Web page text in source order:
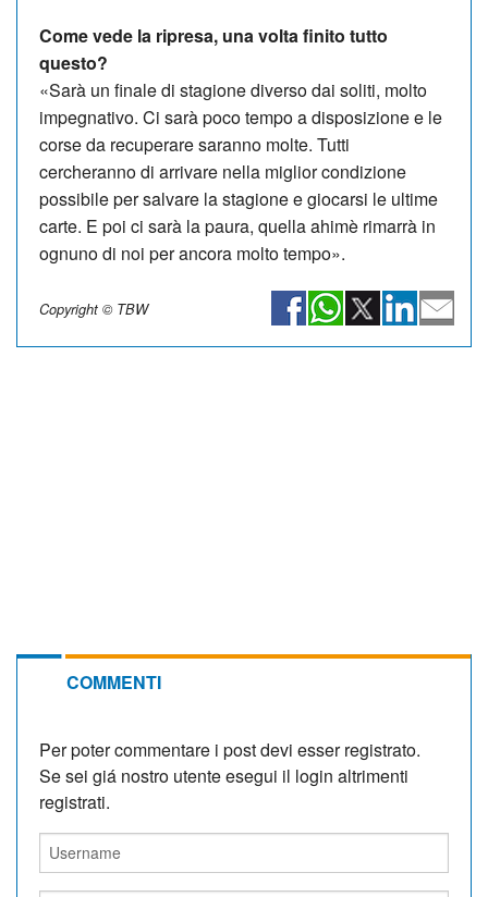
Come vede la ripresa, una volta finito tutto
questo?
«Sarà un finale di stagione diverso dai soliti, molto
impegnativo. Ci sarà poco tempo a disposizione e le
corse da recuperare saranno molte. Tutti
cercheranno di arrivare nella miglior condizione
possibile per salvare la stagione e giocarsi le ultime
carte. E poi ci sarà la paura, quella ahimè rimarrà in
ognuno di noi per ancora molto tempo».
Copyright © TBW
COMMENTI
Per poter commentare i post devi esser registrato.
Se sei giá nostro utente esegui il login altrimenti
registrati.